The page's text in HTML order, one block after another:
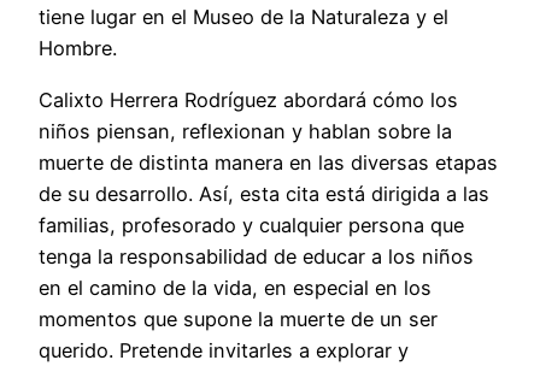
tiene lugar en el Museo de la Naturaleza y el
Hombre.
Calixto Herrera Rodríguez abordará cómo los
niños piensan, reflexionan y hablan sobre la
muerte de distinta manera en las diversas etapas
de su desarrollo. Así, esta cita está dirigida a las
familias, profesorado y cualquier persona que
tenga la responsabilidad de educar a los niños
en el camino de la vida, en especial en los
momentos que supone la muerte de un ser
querido. Pretende invitarles a explorar y